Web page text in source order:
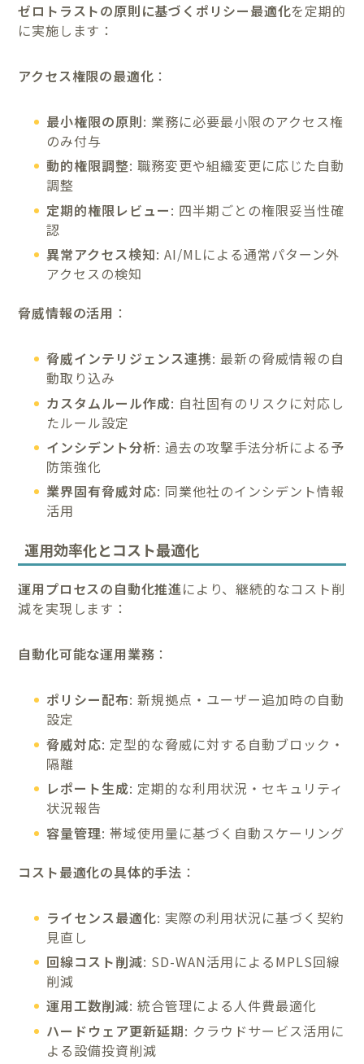
ゼロトラストの原則に基づくポリシー最適化を定期的
に実施します：
アクセス権限の最適化 ：
最小権限の原則: 業務に必要最小限のアクセス権
のみ付与
動的権限調整: 職務変更や組織変更に応じた自動
調整
定期的権限レビュー: 四半期ごとの権限妥当性確
認
異常アクセス検知: AI/MLによる通常パターン外
アクセスの検知
脅威情報の活用 ：
脅威インテリジェンス連携: 最新の脅威情報の自
動取り込み
カスタムルール作成: 自社固有のリスクに対応し
たルール設定
インシデント分析: 過去の攻撃手法分析による予
防策強化
業界固有脅威対応: 同業他社のインシデント情報
活用
運用効率化とコスト最適化
運用プロセスの自動化推進により、継続的なコスト削
減を実現します：
自動化可能な運用業務 ：
ポリシー配布: 新規拠点・ユーザー追加時の自動
設定
脅威対応: 定型的な脅威に対する自動ブロック・
隔離
レポート生成: 定期的な利用状況・セキュリティ
状況報告
容量管理: 帯域使用量に基づく自動スケーリング
コスト最適化の具体的手法 ：
ライセンス最適化: 実際の利用状況に基づく契約
見直し
回線コスト削減: SD-WAN活用によるMPLS回線
削減
運用工数削減: 統合管理による人件費最適化
ハードウェア更新延期: クラウドサービス活用に
よる設備投資削減